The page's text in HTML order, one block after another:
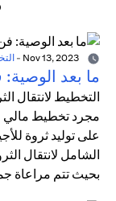
-
ما بعد الوصية:
التخطيط لانتقال
مجرد تخطيط مالي
على توليد ثروة
الشامل لانتقال
بحيث تتم مراعاة